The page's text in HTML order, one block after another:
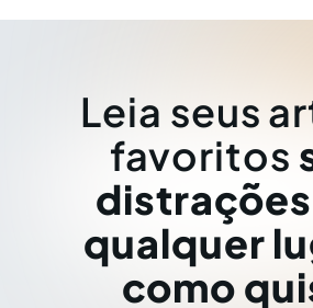
Leia seus
favoritos
distrações
qualquer
como